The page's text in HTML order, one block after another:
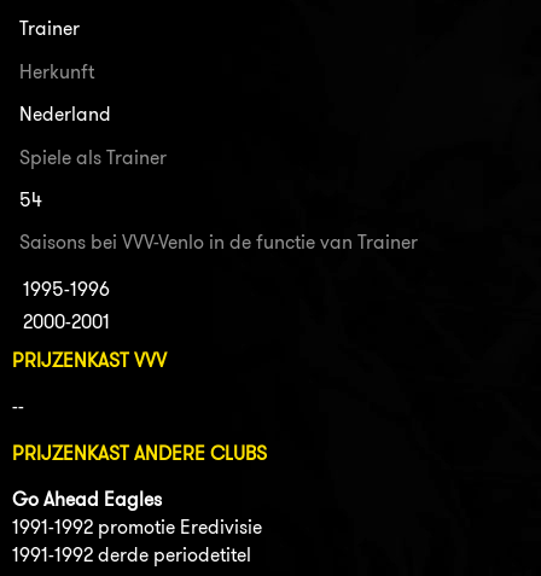
Trainer
Herkunft
Nederland
Spiele als Trainer
54
Saisons bei VVV-Venlo in de functie van Trainer
1995-1996
2000-2001
PRIJZENKAST VVV
--
PRIJZENKAST ANDERE CLUBS
Go Ahead Eagles
1991-1992 promotie Eredivisie
1991-1992 derde periodetitel